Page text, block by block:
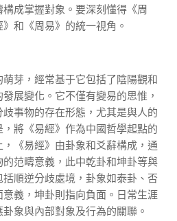
成掌握對象。要深刻懂得《周
和《周易》的統一視角。
萌芽，經常基于它包括了陰陽觀和
展變化。它不僅有變易的思惟，
事物的存在形態，尤其是與人的
將《易經》作為中國哲學起點的
《易經》由卦象和爻辭構成，通
范疇意義，此中乾卦和坤卦等與
順逆分歧處境，卦象如泰卦、否
義，坤卦則指向負面。日常生涯
象與內部對象及行為的關聯。